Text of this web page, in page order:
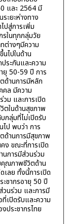
และ 2564 มี
ะยะห่างทาง
ปสู่การเพิ่ม
รในทุกกลุ่มวัย
ต่างๆมีความ
ไปในด้าน
ระกันและความ
ยุ 50-59 ปี การ
ด้านการมีหลัก
คล มีความ
ม และการเปิด
ตในด้านสุขภาพ
กลุ่มที่ไม่เปิดรับ
ไป พบว่า การ
ด้านการมีสุขภาพ
ง ขณะที่การเปิด
การมีส่วนร่วม
คุณภาพชีวิตด้าน
เลย ทั้งนี้การเปิด
ชากรอายุ 50 ปี
นร่วม และการมี
เปิดรับและความ
ระชากรไทย